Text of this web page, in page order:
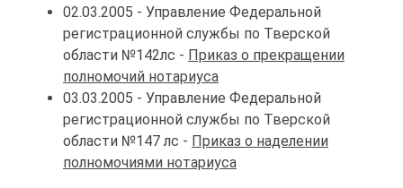
02.03.2005 - Управление Федеральной
регистрационной службы по Тверской
области №142лс - Приказ о прекращении
полномочий нотариуса
03.03.2005 - Управление Федеральной
регистрационной службы по Тверской
области №147 лс - Приказ о наделении
полномочиями нотариуса